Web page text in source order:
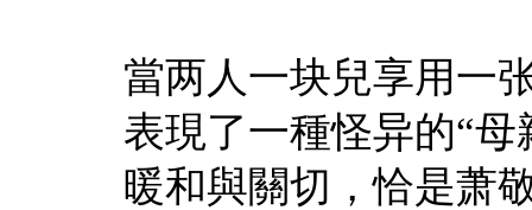
當两人一块兒享用一
表現了一種怪异的“
暖和與關切，恰是萧